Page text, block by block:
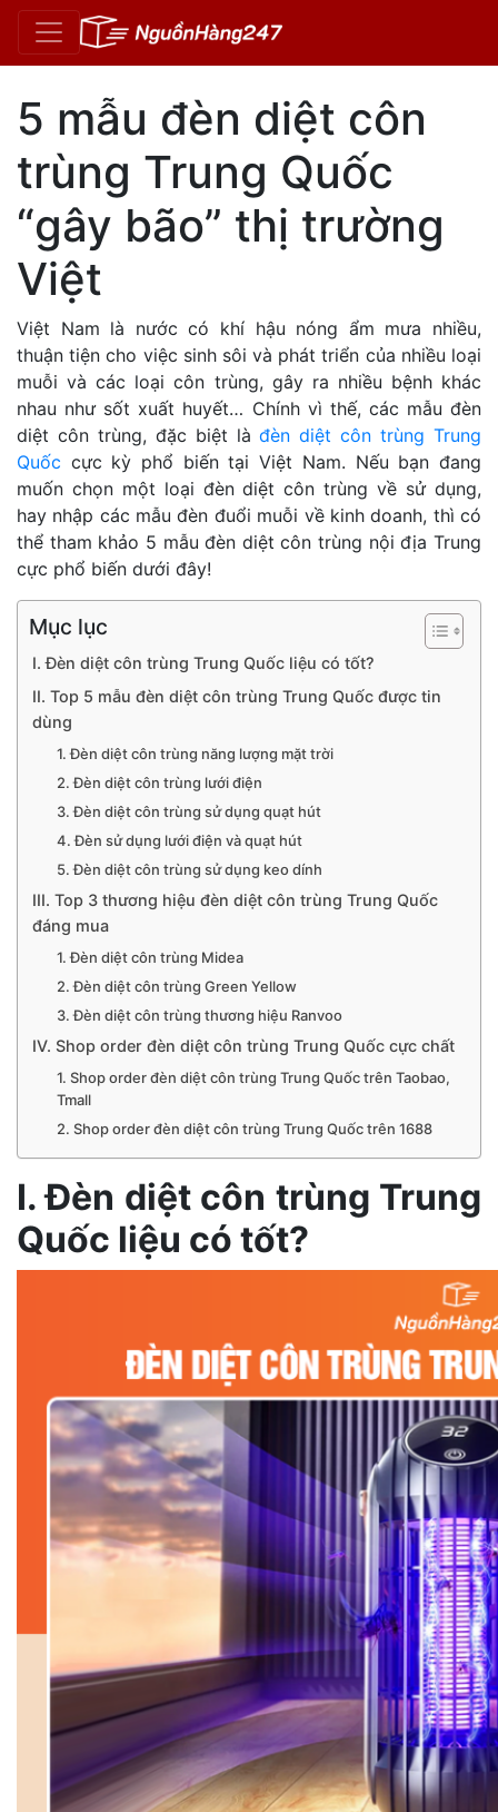
5 mẫu đèn diệt côn
trùng Trung Quốc
“gây bão” thị trường
Việt
Việt Nam là nước có khí hậu nóng ẩm mưa nhiều,
thuận tiện cho việc sinh sôi và phát triển của nhiều loại
muỗi và các loại côn trùng, gây ra nhiều bệnh khác
nhau như sốt xuất huyết… Chính vì thế, các mẫu đèn
diệt côn trùng, đặc biệt làđèn diệt côn trùng Trung
Quốc cực kỳ phổ biến tại Việt Nam. Nếu bạn đang
muốn chọn một loại đèn diệt côn trùng về sử dụng,
hay nhập các mẫu đèn đuổi muỗi về kinh doanh, thì có
thể tham khảo 5 mẫu đèn diệt côn trùng nội địa Trung
cực phổ biến dưới đây!
Mục lục
I. Đèn diệt côn trùng Trung Quốc liệu có tốt?
II. Top 5 mẫu đèn diệt côn trùng Trung Quốc được tin
dùng
1. Đèn diệt côn trùng năng lượng mặt trời
2. Đèn diệt côn trùng lưới điện
3. Đèn diệt côn trùng sử dụng quạt hút
4. Đèn sử dụng lưới điện và quạt hút
5. Đèn diệt côn trùng sử dụng keo dính
III. Top 3 thương hiệu đèn diệt côn trùng Trung Quốc
đáng mua
1. Đèn diệt côn trùng Midea
2. Đèn diệt côn trùng Green Yellow
3. Đèn diệt côn trùng thương hiệu Ranvoo
IV. Shop order đèn diệt côn trùng Trung Quốc cực chất
1. Shop order đèn diệt côn trùng Trung Quốc trên Taobao,
Tmall
2. Shop order đèn diệt côn trùng Trung Quốc trên 1688
I. Đèn diệt côn trùng Trung
Quốc liệu có tốt?